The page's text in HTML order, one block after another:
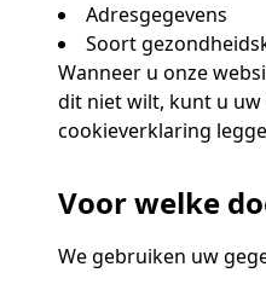
Adresgegevens
Soort
Wanneer u onze
dit niet wilt, kunt u uw
cookieverklaring
Voor welke
We gebruiken uw